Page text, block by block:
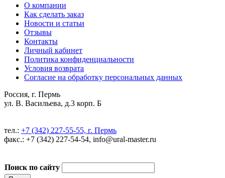
О компании
Как сделать заказ
Новости и статьи
Отзывы
Контакты
Личный кабинет
Политика конфиденциальности
Условия возврата
Согласие на обработку персональных данных
Россия, г. Пермь
ул. В. Васильева, д.3 корп. Б
тел.: +7 (342) 227-55-55, г. Пермь
факс.: +7 (342) 227-54-54, info@ural-master.ru
Поиск по сайту